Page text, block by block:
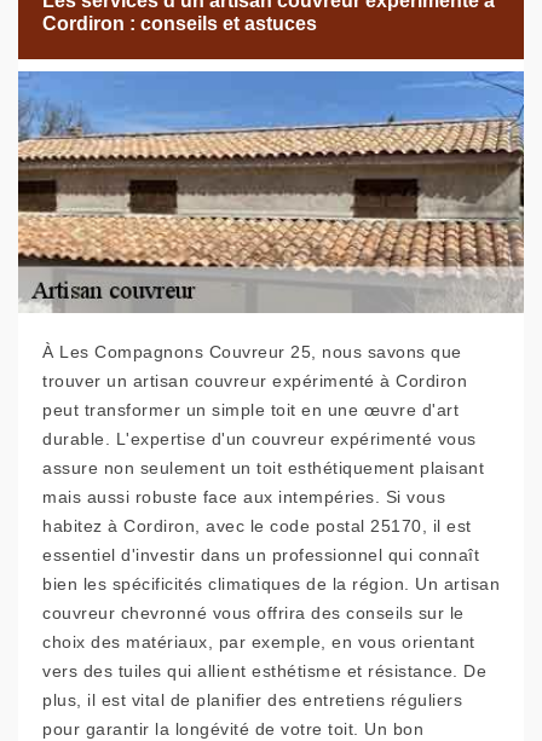
Cordiron : conseils et astuces
À Les Compagnons Couvreur 25, nous savons que
trouver un artisan couvreur expérimenté à Cordiron
peut transformer un simple toit en une œuvre d'art
durable. L'expertise d'un couvreur expérimenté vous
assure non seulement un toit esthétiquement plaisant
mais aussi robuste face aux intempéries. Si vous
habitez à Cordiron, avec le code postal 25170, il est
essentiel d'investir dans un professionnel qui connaît
bien les spécificités climatiques de la région. Un artisan
couvreur chevronné vous offrira des conseils sur le
choix des matériaux, par exemple, en vous orientant
vers des tuiles qui allient esthétisme et résistance. De
plus, il est vital de planifier des entretiens réguliers
pour garantir la longévité de votre toit. Un bon